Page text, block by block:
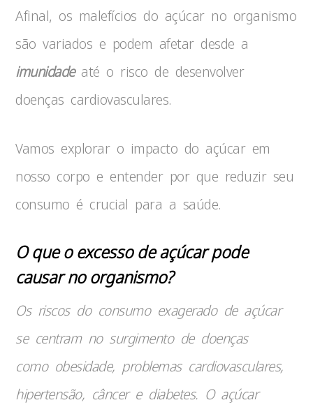
Afinal, os malefícios do açúcar no organismo
são variados e podem afetar desde a
imunidade até o risco de desenvolver
doenças cardiovasculares.
Vamos explorar o impacto do açúcar em
nosso corpo e entender por que reduzir seu
consumo é crucial para a saúde.
O que o excesso de açúcar pode
causar no organismo?
Os riscos do consumo exagerado de açúcar
se centram no surgimento de doenças
como obesidade, problemas cardiovasculares,
hipertensão, câncer e diabetes. O açúcar